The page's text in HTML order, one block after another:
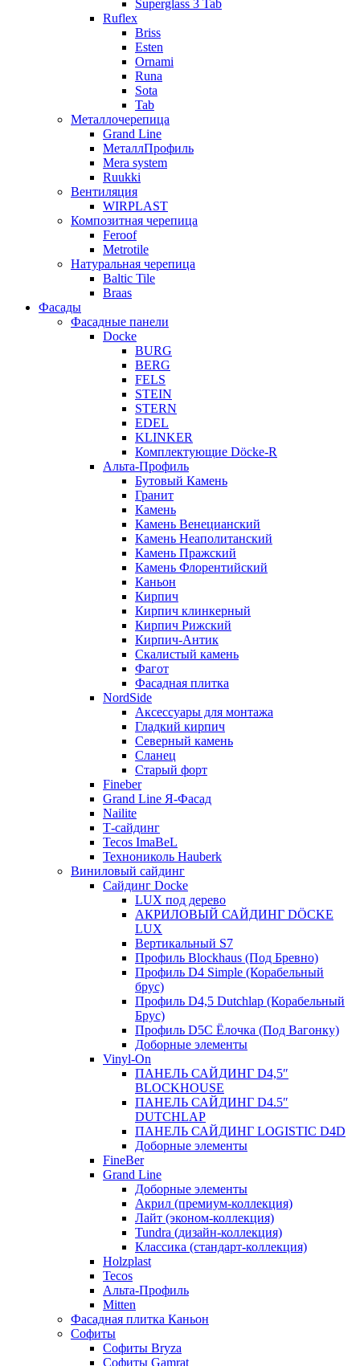
Superglass 3 Tab
Ruflex
Briss
Esten
Ornami
Runa
Sota
Tab
Металлочерепица
Grand Line
МеталлПрофиль
Mera system
Ruukki
Вентиляция
WIRPLAST
Композитная черепица
Feroof
Metrotile
Натуральная черепица
Baltic Tile
Braas
Фасады
Фасадные панели
Docke
BURG
BERG
FELS
STEIN
STERN
EDEL
KLINKER
Комплектующие Döcke-R
Альта-Профиль
Бутовый Камень
Гранит
Камень
Камень Венецианский
Камень Неаполитанский
Камень Пражский
Камень Флорентийский
Каньон
Кирпич
Кирпич клинкерный
Кирпич Рижский
Кирпич-Антик
Скалистый камень
Фагот
Фасадная плитка
NordSide
Аксессуары для монтажа
Гладкий кирпич
Северный камень
Сланец
Старый форт
Fineber
Grand Line Я-Фасад
Nailite
Т-сайдинг
Tecos ImaBeL
Технониколь Hauberk
Виниловый сайдинг
Сайдинг Docke
LUX под дерево
АКРИЛОВЫЙ САЙДИНГ DÖCKE
LUX
Вертикальный S7
Профиль Blockhaus (Под Бревно)
Профиль D4 Simple (Корабельный
брус)
Профиль D4,5 Dutchlap (Корабельный
Брус)
Профиль D5C Ёлочка (Под Вагонку)
Доборные элементы
Vinyl-On
ПАНЕЛЬ САЙДИНГ D4,5″
BLOCKHOUSE
ПАНЕЛЬ САЙДИНГ D4.5″
DUTCHLAP
ПАНЕЛЬ САЙДИНГ LOGISTIC D4D
Доборные элементы
FineBer
Grand Line
Доборные элементы
Акрил (премиум-коллекция)
Лайт (эконом-коллекция)
Tundra (дизайн-коллекция)
Классика (стандарт-коллекция)
Holzplast
Tecos
Альта-Профиль
Mitten
Фасадная плитка Каньон
Софиты
Софиты Bryza
Софиты Gamrat